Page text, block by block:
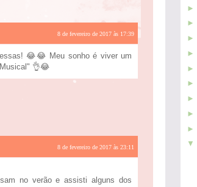
8 de fevereiro de 2017 às 17:39
😂😂 Meu sonho é viver um
👌😂
8 de fevereiro de 2017 às 23:11
no verão e assisti alguns dos
►
►
►
►
►
►
►
►
►
▼